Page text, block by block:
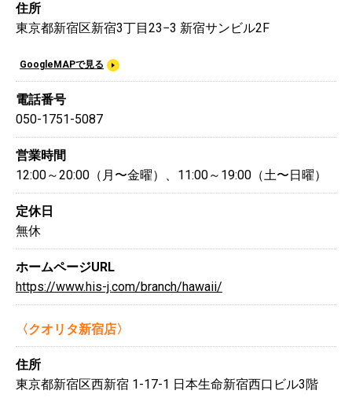
住所
東京都新宿区新宿3丁目23−3 新宿サンビル2F
GoogleMAPで見る
電話番号
050-1751-5087
営業時間
12:00～20:00（月〜金曜）、11:00～19:00（土〜日曜）
定休日
無休
ホームページURL
https://www.his-j.com/branch/hawaii/
〈クオリタ新宿店〉
住所
東京都新宿区西新宿 1-17-1 日本生命新宿西口ビル3階